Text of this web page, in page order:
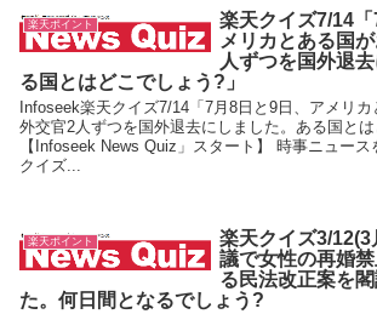
楽天ポイント
楽天クイズ7/14
メリカとある国
人ずつを国外退
る国とはどこでしょう?」
Infoseek楽天クイズ7/14「7月8日と9日、アメリ
外交官2人ずつを国外退去にしました。ある国とは
【Infoseek News Quiz」スタート】 時事ニュー
クイズ...
楽天ポイント
楽天クイズ3/12(3
議で女性の再婚
る民法改正案を
た。何日間となるでしょう?